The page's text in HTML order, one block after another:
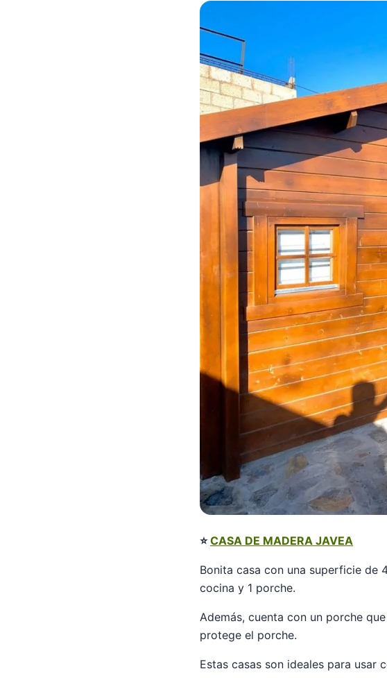
⭐ CASA DE MADERA JAVEA
Bonita casa con una superficie de
cocina y 1 porche.
Además, cuenta con un porche
protege el porche.
Estas casas son ideales para usar